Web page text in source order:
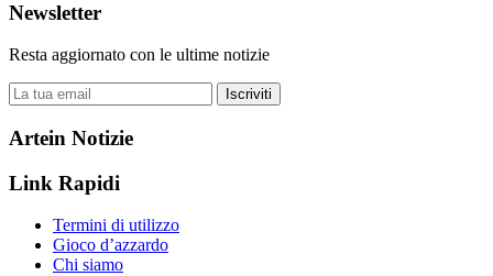
Newsletter
Resta aggiornato con le ultime notizie
Iscriviti
Artein Notizie
Link Rapidi
Termini di utilizzo
Gioco d’azzardo
Chi siamo